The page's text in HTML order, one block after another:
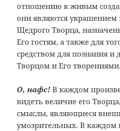
отношению к живым
они являются
Щедрого Творца,
Его гостям, а также для
средством для познания
Творцом и Его творениями.
О, нафс! В каждом
видеть величие его
смыслы, являющиеся
умозрительных. В каждом